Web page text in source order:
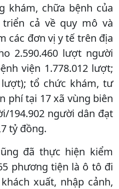
khám, chữa bệnh của
cả về quy mô và
các đơn vị y tế trên địa
2.590.460 lượt người
viện 1.778.012 lượt;
tổ chức khám, tư
phí tại 17 xã vùng biên
194.902 người dân đạt
tỷ đồng.
đã thực hiện kiểm
phương tiện là ô tô đi
xuất, nhập cảnh,